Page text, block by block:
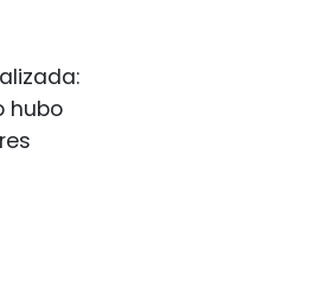
hubo